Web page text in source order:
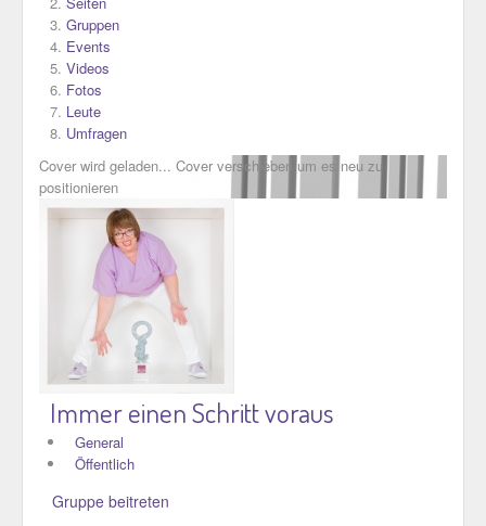
Gruppen
Events
Videos
Fotos
Leute
Umfragen
Cover wird geladen... Cover verschieben um es neu zu
positionieren
Immer einen Schritt voraus
General
Öffentlich
Gruppe beitreten